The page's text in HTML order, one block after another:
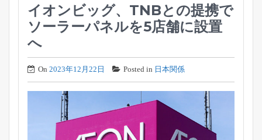
イオンビッグ、TNBとの提携で
ソーラーパネルを5店舗に設置
へ
On 2023年12月22日 Posted in 日本関係